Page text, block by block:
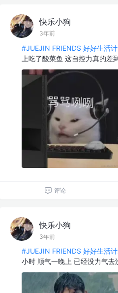
快乐小狗
3年前
#JUEJIN FRIENDS 好好生活
上吃了酸菜鱼 这自控力真的差
评论
快乐小狗
3年前
#JUEJIN FRIENDS 好好生活
小时 顺气一晚上 已经没力气去